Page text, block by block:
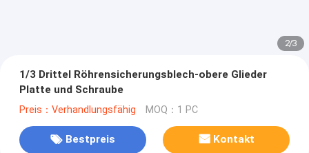
2/3
1/3 Drittel Röhrensicherungsblech-obere Glieder
Platte und Schraube
Preis：Verhandlungsfähig MOQ：1 PC
Bestpreis Kontakt